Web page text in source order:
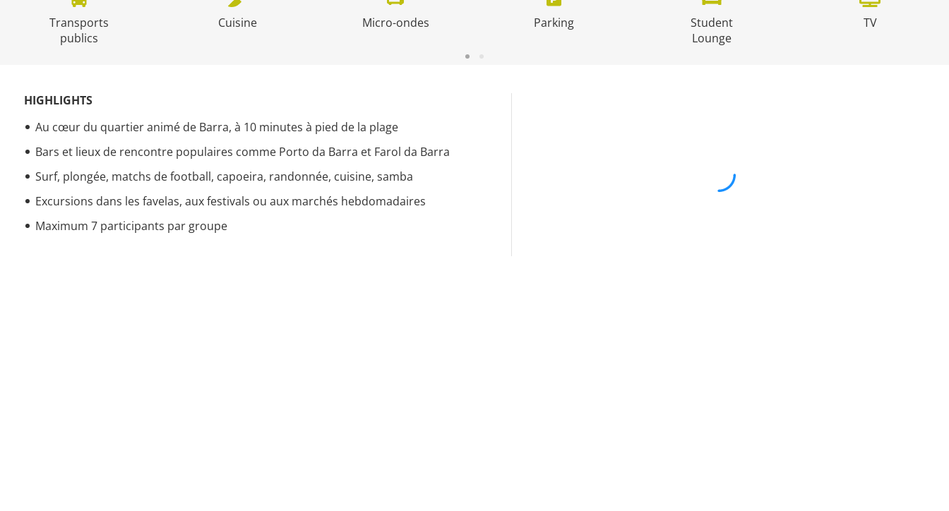
Transports
publics
Cuisine Micro-ondes Parking
Student
Lounge
TV
HIGHLIGHTS
Au cœur du quartier animé de Barra, à 10 minutes à pied de la plage
Bars et lieux de rencontre populaires comme Porto da Barra et Farol da Barra
Surf, plongée, matchs de football, capoeira, randonnée, cuisine, samba
Excursions dans les favelas, aux festivals ou aux marchés hebdomadaires
Maximum 7 participants par groupe